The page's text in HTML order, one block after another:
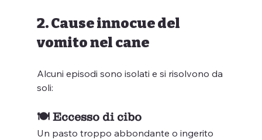
2. Cause innocue del
vomito nel cane
Alcuni episodi sono isolati e si risolvono da
soli:
🍽 Eccesso di cibo
Un pasto troppo abbondante o ingerito